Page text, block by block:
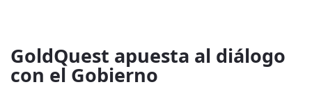
GoldQuest apuesta al diálogo
con el Gobierno